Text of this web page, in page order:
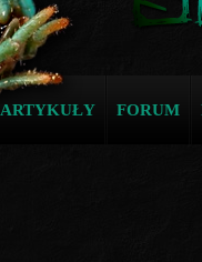
ARTYKUŁY FORUM